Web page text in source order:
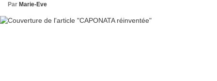
Par Marie-Eve